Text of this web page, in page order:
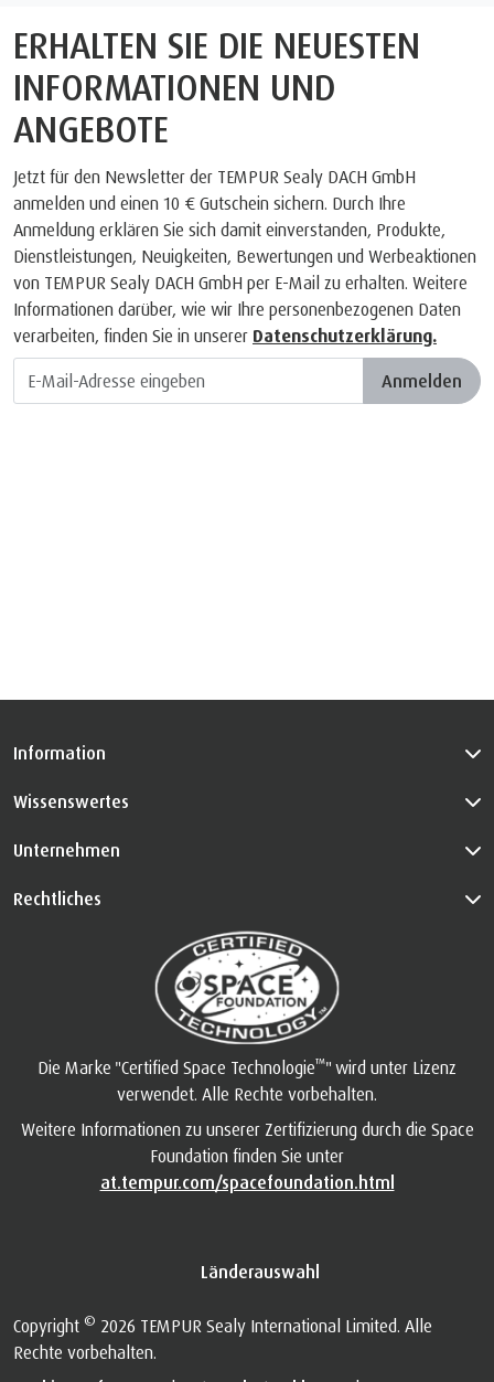
ERHALTEN SIE DIE NEUESTEN
INFORMATIONEN UND
ANGEBOTE
Jetzt für den Newsletter der TEMPUR Sealy DACH GmbH
anmelden und einen 10 € Gutschein sichern. Durch Ihre
Anmeldung erklären Sie sich damit einverstanden, Produkte,
Dienstleistungen, Neuigkeiten, Bewertungen und Werbeaktionen
von TEMPUR Sealy DACH GmbH per E-Mail zu erhalten. Weitere
Informationen darüber, wie wir Ihre personenbezogenen Daten
verarbeiten, finden Sie in unserer Datenschutzerklärung.
Anmelden
Information
Wissenswertes
Unternehmen
Rechtliches
Die Marke "Certified Space Technologie™" wird unter Lizenz
verwendet. Alle Rechte vorbehalten.
Weitere Informationen zu unserer Zertifizierung durch die Space
Foundation finden Sie unter
at.tempur.com/spacefoundation.html
Länderauswahl
Copyright © 2026 TEMPUR Sealy International Limited. Alle
Rechte vorbehalten.